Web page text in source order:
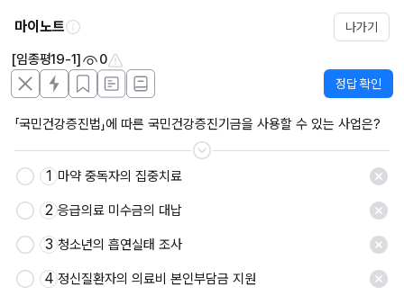
마이노트 나가기
[임종평19-1] 0
정답 확인
「국민건강증진법」에 따른 국민건강증진기금을 사용할 수 있는 사업은?
1 마약 중독자의 집중치료
2 응급의료 미수금의 대납
3 청소년의 흡연실태 조사
4 정신질환자의 의료비 본인부담금 지원